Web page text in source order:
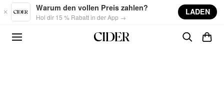
Skip to main content
Warum den vollen Preis zahlen?
Hol dir 15 % Rabatt in der App →
LADEN